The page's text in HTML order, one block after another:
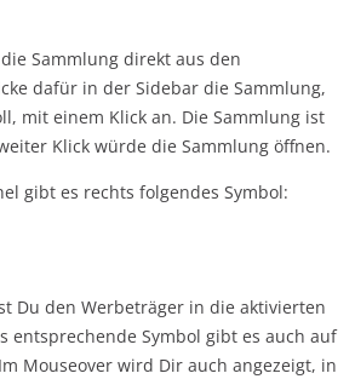
Sammlung direkt aus den
dafür in der Sidebar die Sammlung,
mit einem Klick an. Die Sammlung ist
Klick würde die Sammlung öffnen.
gibt es rechts folgendes Symbol:
Du den Werbeträger in die aktivierten
entsprechende Symbol gibt es auch auf
Mouseover wird Dir auch angezeigt, in